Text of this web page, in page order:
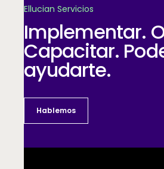
Ellucian Servicios
Implementar.
Capacitar.
ayudarte.
Hablemos